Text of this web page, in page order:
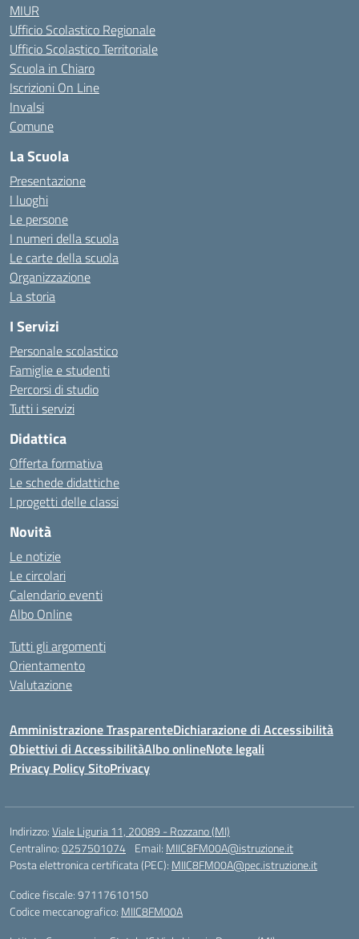
MIUR
Ufficio Scolastico Regionale
Ufficio Scolastico Territoriale
Scuola in Chiaro
Iscrizioni On Line
Invalsi
Comune
La Scuola
Presentazione
I luoghi
Le persone
I numeri della scuola
Le carte della scuola
Organizzazione
La storia
I Servizi
Personale scolastico
Famiglie e studenti
Percorsi di studio
Tutti i servizi
Didattica
Offerta formativa
Le schede didattiche
I progetti delle classi
Novità
Le notizie
Le circolari
Calendario eventi
Albo Online
Tutti gli argomenti
Orientamento
Valutazione
Amministrazione TrasparenteDichiarazione di Accessibilità
Obiettivi di AccessibilitàAlbo onlineNote legali
Privacy Policy SitoPrivacy
Indirizzo:Viale Liguria 11, 20089 - Rozzano (MI)
Centralino:0257501074 Email: MIIC8FM00A@istruzione.it
Posta elettronica certificata (PEC): MIIC8FM00A@pec.istruzione.it
Codice fiscale: 97117610150
Codice meccanografico: MIIC8FM00A